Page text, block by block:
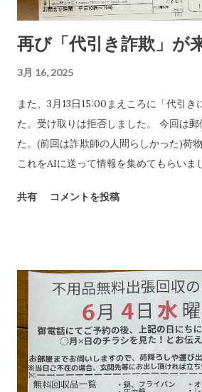
再び「代引き詐欺」が
3月 16, 2025
また、3月13日15:00まえころに「代引き
た。受け取りは拒否しました。 今回は
た。(前回は詐欺師の人間らしかった)荷
これをAIに送って情報を集めてもらいま
さまざま考え抜いてやっています。 高
受ける郵便局とヤマトなど宅配会社にと
まであるのかもしれない???...(受取拒絶
り高いのでその返送時の運賃も売上とな
の分析です。長文です。 詐欺にかかる
析・解説をしてもらいました。 CBB 株
「charmmsho」という販売店に関する
共有 コメントを投稿